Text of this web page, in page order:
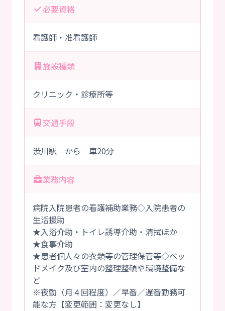
必要資格
看護師・准看護師
施設種類
クリニック・診療所等
交通手段
渋川駅 から 車20分
業務内容
病院入院患者の看護補助業務◇入院患者の
生活援助
★入浴介助・トイレ誘導介助・清拭ほか
★食事介助
★患者個人々の衣類等の管理保管等◇ベッ
ドメイク及び室内の整理整頓や環境整備な
ど
※夜勤（月４回程度）／早番／遅番勤務可
能な方【変更範囲：変更なし】